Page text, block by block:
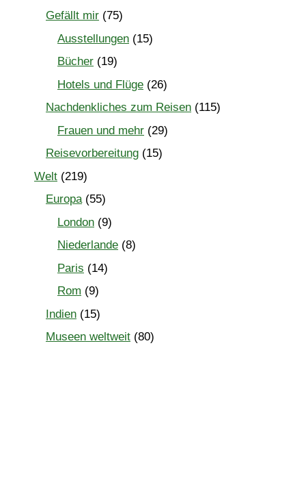
Gefällt mir (75)
Ausstellungen (15)
Bücher (19)
Hotels und Flüge (26)
Nachdenkliches zum Reisen (115)
Frauen und mehr (29)
Reisevorbereitung (15)
Welt (219)
Europa(55)
London (9)
Niederlande (8)
Paris (14)
Rom (9)
Indien (15)
Museen weltweit (80)